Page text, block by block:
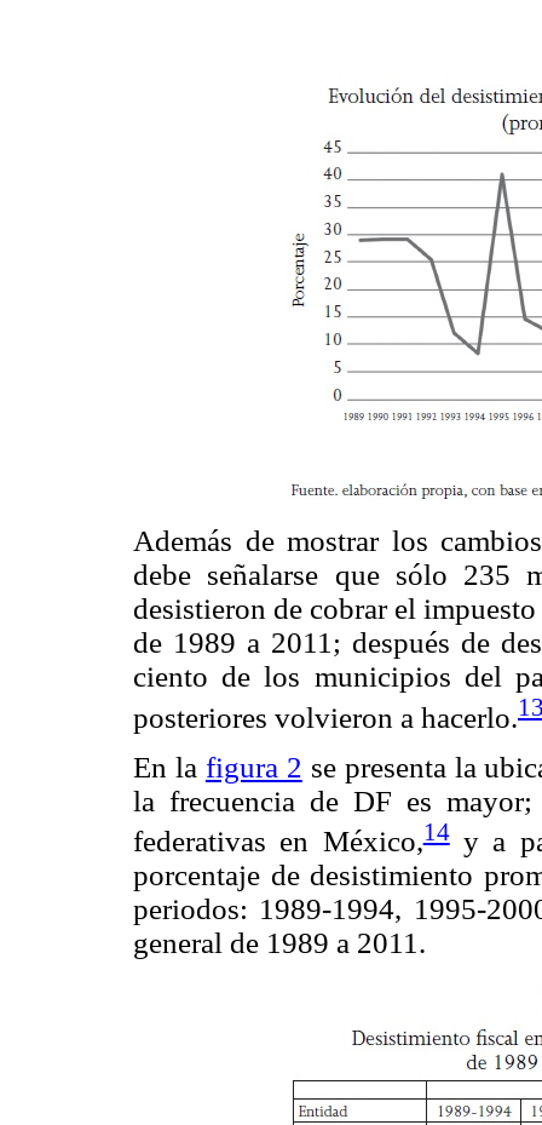
Además de mostrar los
debe señalarse que sólo 235
desistieron de cobrar el
de 1989 a 2011; después de
ciento de los municipios del
posteriores volvieron a hacerlo.
En la figura 2 se presenta la
la frecuencia de DF es
federativas en México,14y a
porcentaje de desistimiento
periodos: 1989-1994, 1995-
general de 1989 a 2011.